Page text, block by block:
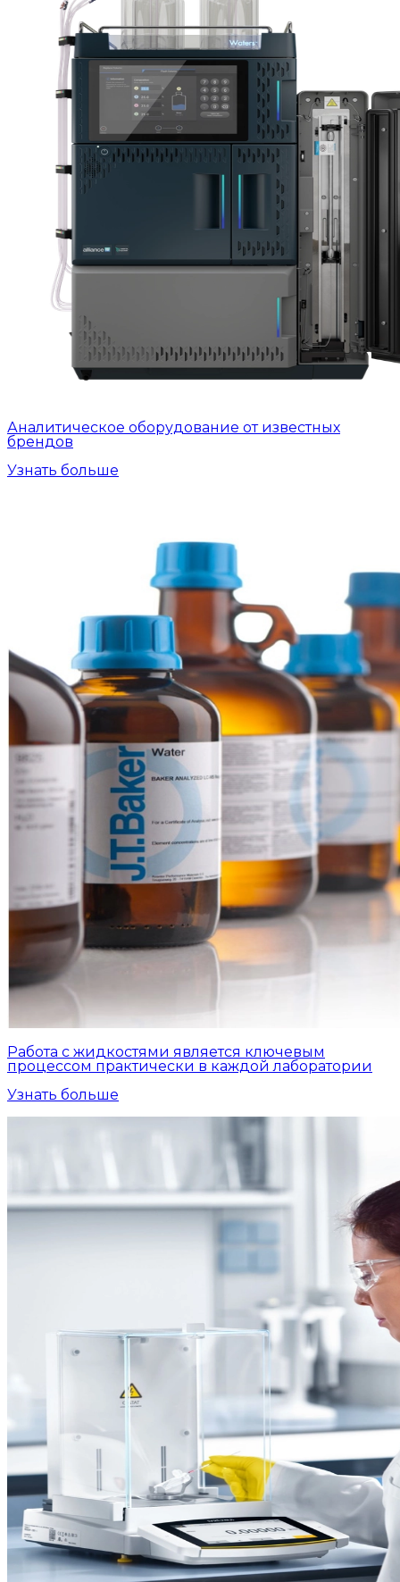
Аналитическое оборудование от известных
брендов
Узнать больше
Работа с жидкостями является ключевым
процессом практически в каждой лаборатории
Узнать больше